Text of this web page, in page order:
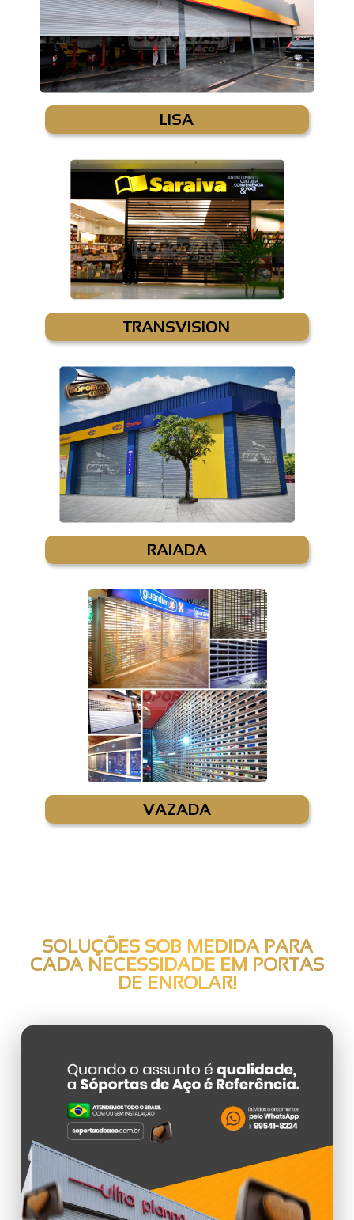
LISA
TRANSVISION
RAIADA
VAZADA
SOLUÇÕES SOB MEDIDA PARA
CADA NECESSIDADE EM PORTAS
DE ENROLAR!